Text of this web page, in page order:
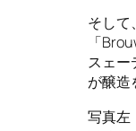
そして
「
スェー
が醸造
写真左